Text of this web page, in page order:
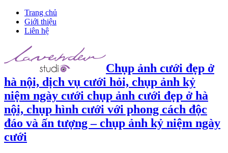
Trang chủ
Giới thiệu
Liên hệ
Chụp ảnh cưới đẹp ở
hà nội, dịch vụ cưới hỏi, chụp ảnh kỷ
niệm ngày cưới chụp ảnh cưới đẹp ở hà
nội, chụp hình cưới với phong cách độc
đáo và ấn tượng – chụp ảnh kỷ niệm ngày
cưới